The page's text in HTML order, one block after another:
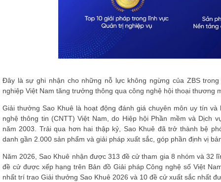
Đây là sự ghi nhận cho những nỗ lực không ngừng của ZBS
nghiệp Việt Nam tăng trưởng thông qua công nghệ hội thoại thương
Giải thưởng Sao Khuê là hoạt động đánh giá chuyên môn uy tín
nghệ thông tin (CNTT) Việt Nam, do Hiệp hội Phần mềm và Dịch
năm 2003. Trải qua hơn hai thập kỷ, Sao Khuê đã trở thành bệ
danh gần 2.000 sản phẩm và giải pháp xuất sắc, góp phần định vị
Năm 2026, Sao Khuê nhận được 313 đề cử tham gia 8 nhóm và 32
đề cử được xếp hạng trên Bản đồ Giải pháp Công nghệ số Việt
nhất trí trao Giải thưởng Sao Khuê 2026 và 10 đề cử xuất sắc nhất